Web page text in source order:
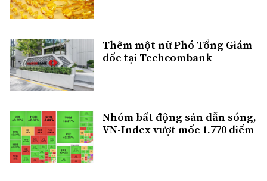
Thêm một nữ Phó Tổng Giám
đốc tại Techcombank
Nhóm bất động sản dẫn sóng,
VN-Index vượt mốc 1.770 điểm